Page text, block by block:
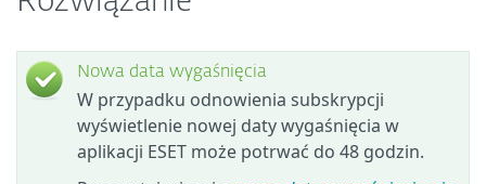
Nowa data wygaśnięcia
W przypadku odnowienia subskrypcji
wyświetlenie nowej daty wygaśnięcia w
aplikacji ESET może potrwać do 48 godzin.